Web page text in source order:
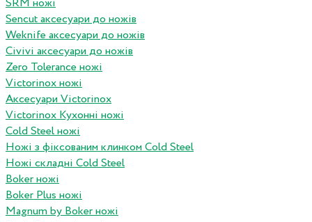
SRM ножі
Sencut аксесуари до ножів
Weknife аксесуари до ножів
Civivi аксесуари до ножів
Zero Tolerance ножі
Victorinox ножі
Аксесуари Victorinox
Victorinox Кухонні ножі
Cold Steel ножі
Ножі з фіксованим клинком Cold Steel
Ножі складні Cold Steel
Boker ножі
Boker Plus ножі
Magnum by Boker ножі